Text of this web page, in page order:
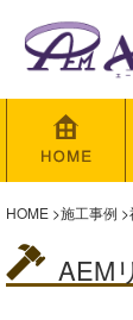
HOME >施工事例 >
AEM